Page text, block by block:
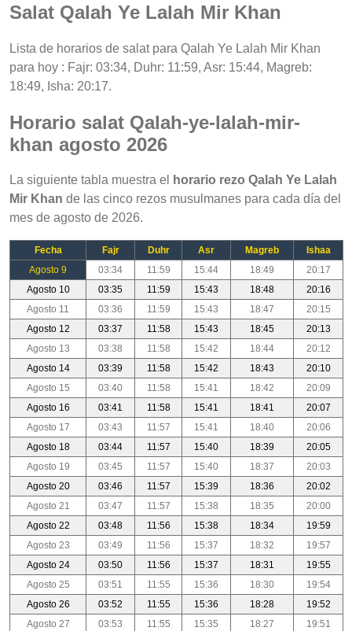
Salat Qalah Ye Lalah Mir Khan
Lista de horarios de salat para Qalah Ye Lalah Mir Khan
para hoy : Fajr: 03:34, Duhr: 11:59, Asr: 15:44, Magreb:
18:49, Isha: 20:17.
Horario salat Qalah-ye-lalah-mir-
khan agosto 2026
La siguiente tabla muestra el
horario rezo Qalah Ye Lalah
Mir Khan de las cinco rezos musulmanes para cada día del
mes de agosto de 2026.
Fecha Fajr Duhr Asr Magreb
Ishaa
Agosto 9
03:34 11:59 15:44 18:49
20:17
Agosto 10
03:35 11:59 15:43 18:48
20:16
Agosto 11
03:36 11:59 15:43 18:47
20:15
Agosto 12
03:37 11:58 15:43 18:45
20:13
Agosto 13
03:38 11:58 15:42 18:44
20:12
Agosto 14
03:39 11:58 15:42 18:43
20:10
Agosto 15
03:40 11:58 15:41 18:42
20:09
Agosto 16
03:41 11:58 15:41 18:41
20:07
Agosto 17
03:43 11:57 15:41 18:40
20:06
Agosto 18
03:44 11:57 15:40 18:39
20:05
Agosto 19
03:45 11:57 15:40 18:37
20:03
Agosto 20
03:46 11:57 15:39 18:36
20:02
Agosto 21
03:47 11:57 15:38 18:35
20:00
Agosto 22
03:48 11:56 15:38 18:34
19:59
Agosto 23
03:49 11:56 15:37 18:32
19:57
Agosto 24
03:50 11:56 15:37 18:31
19:55
Agosto 25
03:51 11:55 15:36 18:30
19:54
Agosto 26
03:52 11:55 15:36 18:28
19:52
Agosto 27
03:53 11:55 15:35 18:27
19:51